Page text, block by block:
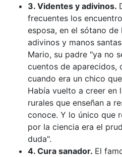
3. Videntes y adivinos.
frecuentes los
esposa, en el sótano de
adivinos y manos
Mario, su padre "ya no
cuentos de aparecidos,
cuando era un chico
Había vuelto a creer en
rurales que enseñan a
conoce. Y lo único que
por la ciencia era el
duda".
4. Cura sanador. El